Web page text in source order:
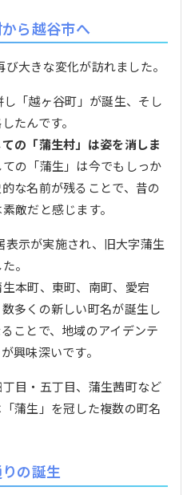
ら越谷市へ
大きな変化が訪れました。
「越ヶ谷町」が誕生、そし
たんです。
の「蒲生村」は姿を消しま
の「蒲生」は今でもしっか
な名前が残ることで、昔の
敵だと感じます。
示が実施され、旧大字蒲生
。
本町、東町、南町、愛宕
多くの新しい町名が誕生し
ことで、地域のアイデンテ
興味深いです。
目・五丁目、蒲生茜町など
蒲生」を冠した複数の町名
の誕生